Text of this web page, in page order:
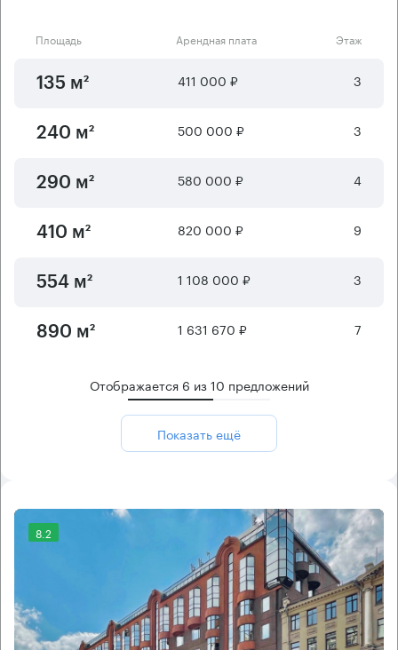
Площадь Арендная плата Этаж
135 м² 411 000 ₽ 3
240 м² 500 000 ₽ 3
290 м² 580 000 ₽ 4
410 м² 820 000 ₽ 9
554 м² 1 108 000 ₽ 3
890 м² 1 631 670 ₽ 7
Отображается 6 из10 предложений
Показать ещё
8.2